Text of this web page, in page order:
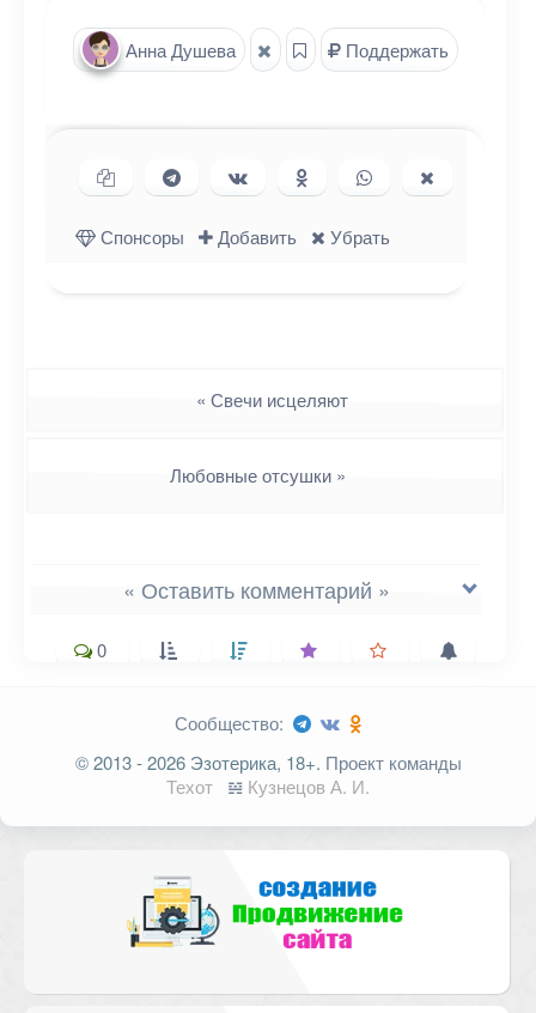
Анна Душева Поддержать
Копировать ссылку
Поделиться в Telegram
Поделиться ВКонтакте
Поделиться в
Одноклассниках
Поделиться в
WhatsApp
в X (Twitter)
Спонсоры
Добавить Убрать
« Свечи исцеляют
Любовные отсушки »
« Оставить комментарий »
Ваш адрес email не будет
опубликован.
Обязательные поля
Комментарий
0
Сообщество:
© 2013 - 2026 Эзотерика, 18+. Проект команды
Техот
𝌴 Кузнецов А. И.